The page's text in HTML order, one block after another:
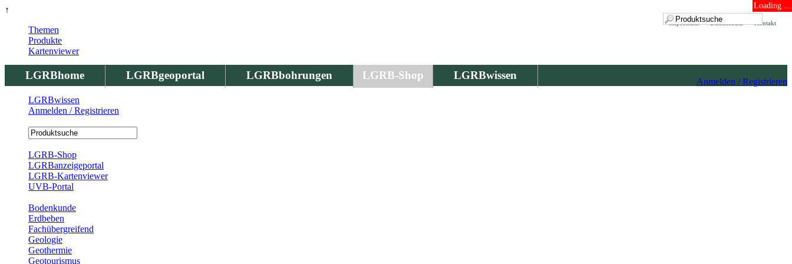
↑ Loading ...
Kontakt
Datenschutz
Impressum
LGRBhome LGRBgeoportal LGRBbohrungen LGRB-Shop LGRBwissen
Anmelden / Registrieren
Themen
Produkte
Kartenviewer
LGRBwissen
Anmelden / Registrieren
LGRB-Shop
LGRBanzeigeportal
LGRB-Kartenviewer
UVB-Portal
Bodenkunde
Erdbeben
Fachübergreifend
Geologie
Geothermie
Geotourismus